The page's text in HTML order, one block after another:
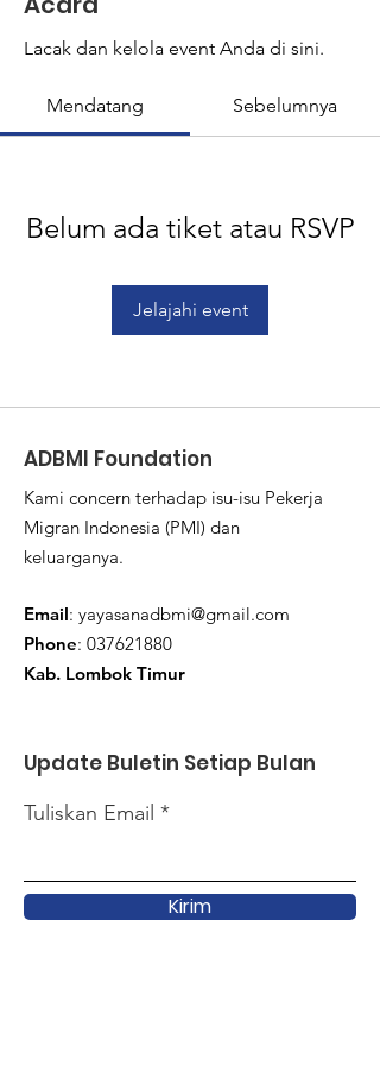
Lacak dan kelola event Anda di sini.
Mendatang Sebelumnya
Belum ada tiket atau RSVP
Jelajahi event
ADBMI Foundation
Kami concern terhadap isu-isu Pekerja
Migran Indonesia (PMI) dan
keluarganya.
Email: yayasanadbmi@gmail.com
Phone: 037621880
Kab. Lombok Timur
Update Buletin Setiap Bulan
Tuliskan Email
Kirim